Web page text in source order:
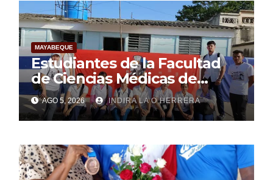
MAYABEQUE
Estudiantes de la Facultad
de Ciencias Médicas de
Mayabeque realizan
pesquisa
AGO 5, 2026 INDIRA LA O HERRERA